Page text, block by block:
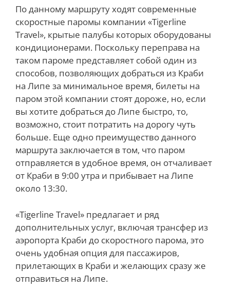
По данному маршруту ходят современные
скоростные паромы компании «Tigerline
Travel», крытые палубы которых оборудованы
кондиционерами. Поскольку переправа на
таком пароме представляет собой один из
способов, позволяющих добраться из Краби
на Липе за минимальное время, билеты на
паром этой компании стоят дороже, но, если
вы хотите добраться до Липе быстро, то,
возможно, стоит потратить на дорогу чуть
больше. Еще одно преимущество данного
маршрута заключается в том, что паром
отправляется в удобное время, он отчаливает
от Краби в 9:00 утра и прибывает на Липе
около 13:30.
«Tigerline Travel» предлагает и ряд
дополнительных услуг, включая трансфер из
аэропорта Краби до скоростного парома, это
очень удобная опция для пассажиров,
прилетающих в Краби и желающих сразу же
отправиться на Липе.